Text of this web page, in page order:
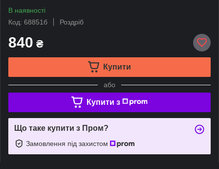
В наявності
Код: 68851б
Роздріб
840 ₴
Купити
або
Купити з
Що таке купити з Пром?
Замовлення під захистом